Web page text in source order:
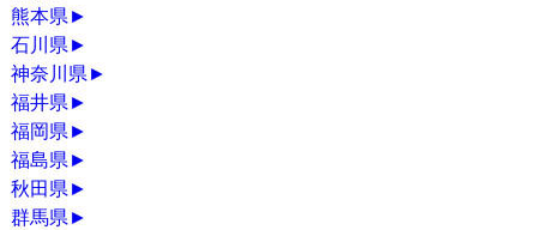
熊本県►
石川県►
神奈川県►
福井県►
福岡県►
福島県►
秋田県►
群馬県►